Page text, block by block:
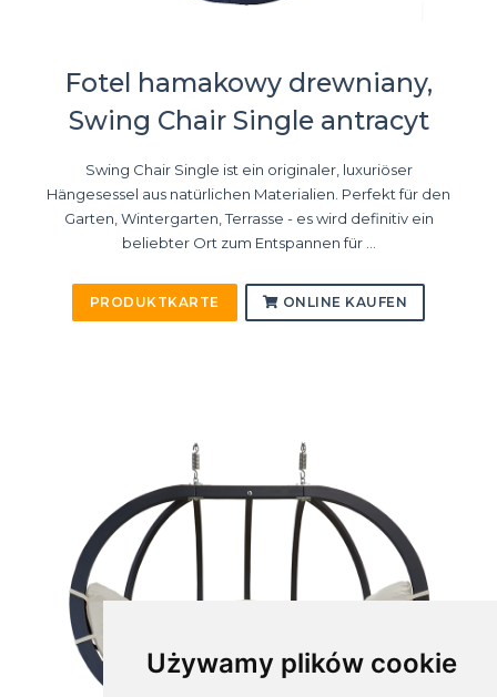
Używamy plików cookie
Fotel hamakowy drewniany,
Swing Chair Single antracyt
Swing Chair Single ist ein originaler, luxuriöser
Hängesessel aus natürlichen Materialien. Perfekt für den
Garten, Wintergarten, Terrasse - es wird definitiv ein
beliebter Ort zum Entspannen für ...
PRODUKTKARTE ONLINE KAUFEN